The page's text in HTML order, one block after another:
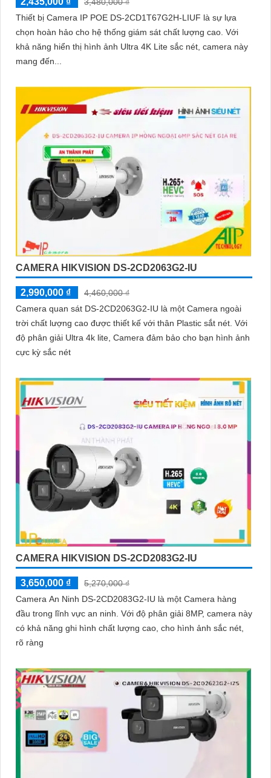
3,480,000 ₫
Thiết bị Camera IP POE DS-2CD1T67G2H-LIUF là sự lựa
chọn hoàn hảo cho hệ thống giám sát chất lượng cao. Với
khả năng hiển thị hình ảnh Ultra 4K Lite sắc nét, camera này
mang đến...
CAMERA HIKVISION DS-2CD2063G2-IU
2,990,000 ₫
4,460,000 ₫
Camera quan sát DS-2CD2063G2-IU là một Camera ngoài
trời chất lượng cao được thiết kế với thân Plastic sắt nét. Với
độ phân giải Ultra 4k lite, Camera đảm bảo cho bạn hình ảnh
cực kỳ sắc nét
CAMERA HIKVISION DS-2CD2083G2-IU
3,650,000 ₫
5,270,000 ₫
Camera An Ninh DS-2CD2083G2-IU là một Camera hàng
đầu trong lĩnh vực an ninh. Với độ phân giải 8MP, camera này
có khả năng ghi hình chất lượng cao, cho hình ảnh sắc nét,
rõ ràng